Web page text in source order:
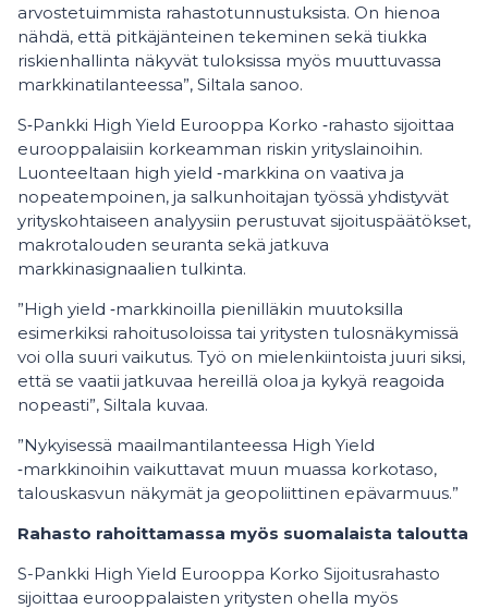
arvostetuimmista rahastotunnustuksista. On hienoa
nähdä, että pitkäjänteinen tekeminen sekä tiukka
riskienhallinta näkyvät tuloksissa myös muuttuvassa
markkinatilanteessa”, Siltala sanoo.
S‑Pankki High Yield Eurooppa Korko ‑rahasto sijoittaa
eurooppalaisiin korkeamman riskin yrityslainoihin.
Luonteeltaan high yield ‑markkina on vaativa ja
nopeatempoinen, ja salkunhoitajan työssä yhdistyvät
yrityskohtaiseen analyysiin perustuvat sijoituspäätökset,
makrotalouden seuranta sekä jatkuva
markkinasignaalien tulkinta.
”High yield ‑markkinoilla pienilläkin muutoksilla
esimerkiksi rahoitusoloissa tai yritysten tulosnäkymissä
voi olla suuri vaikutus. Työ on mielenkiintoista juuri siksi,
että se vaatii jatkuvaa hereillä oloa ja kykyä reagoida
nopeasti”, Siltala kuvaa.
”Nykyisessä maailmantilanteessa High Yield
‑markkinoihin vaikuttavat muun muassa korkotaso,
talouskasvun näkymät ja geopoliittinen epävarmuus.”
Rahasto rahoittamassa myös suomalaista taloutta
S-Pankki High Yield Eurooppa Korko Sijoitusrahasto
sijoittaa eurooppalaisten yritysten ohella myös